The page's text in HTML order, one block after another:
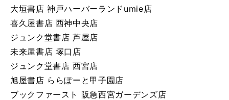
大垣書店 神戸ハーバーランドumie店
喜久屋書店 西神中央店
ジュンク堂書店 芦屋店
未来屋書店 塚口店
ジュンク堂書店 西宮店
旭屋書店 ららぽーと甲子園店
ブックファースト 阪急西宮ガーデンズ店